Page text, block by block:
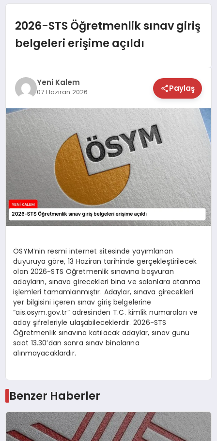
DÜNYA
EKONOMİ
TEKNOLOJİ
SAĞLIK
MAGAZİN
EĞİTİM
2026-STS Öğretmenlik sınav giriş
belgeleri erişime açıldı
Yeni Kalem
07 Haziran 2026 Paylaş
ÖSYM’nin resmi internet sitesinde yayımlanan
duyuruya göre, 13 Haziran tarihinde gerçekleştirilecek
olan 2026-STS Öğretmenlik sınavına başvuran
adayların, sınava girecekleri bina ve salonlara atanma
işlemleri tamamlanmıştır. Adaylar, sınava girecekleri
yer bilgisini içeren sınav giriş belgelerine
“ais.osym.gov.tr” adresinden T.C. kimlik numaraları ve
aday şifreleriyle ulaşabileceklerdir. 2026-STS
Öğretmenlik sınavına katılacak adaylar, sınav günü
saat 13.30’dan sonra sınav binalarına
alınmayacaklardır.
Benzer Haberler